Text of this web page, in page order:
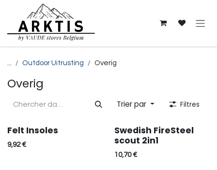
Se rendre au contenu
... Outdoor Uitrusting Overig
Overig
Trier par Filtres
Felt Insoles
9,92€
Swedish FireSteel
scout 2in1
10,70€